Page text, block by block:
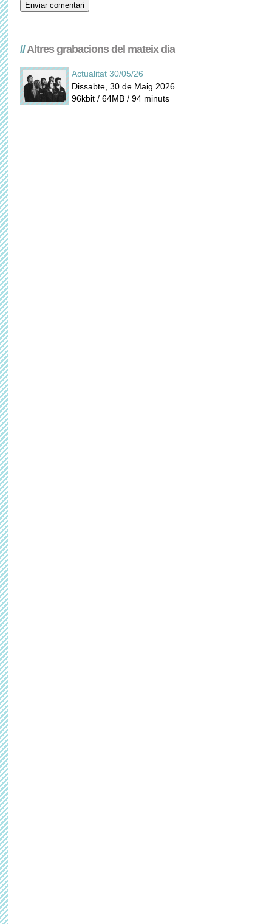
//Altres grabacions del mateix dia
Actualitat 30/05/26
Dissabte, 30 de Maig 2026
96kbit / 64MB / 94 minuts